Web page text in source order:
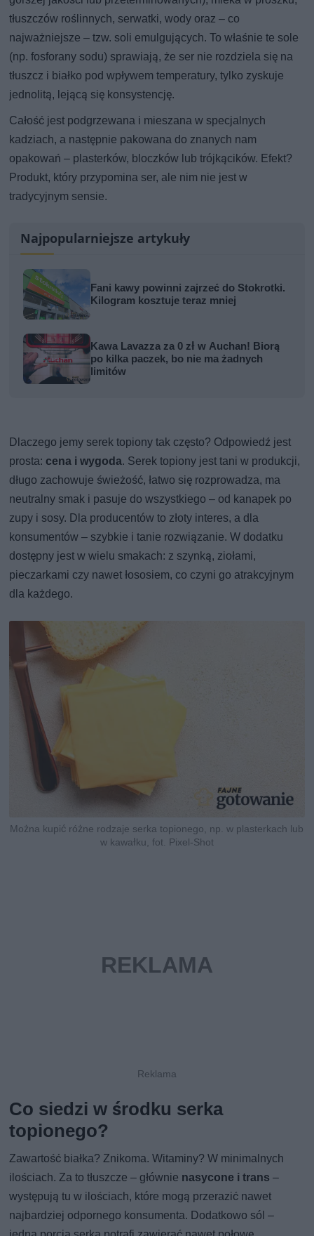
tłuszczów roślinnych, serwatki, wody oraz – co
najważniejsze – tzw. soli emulgujących. To właśnie te sole
(np. fosforany sodu) sprawiają, że ser nie rozdziela się na
tłuszcz i białko pod wpływem temperatury, tylko zyskuje
jednolitą, lejącą się konsystencję.
Całość jest podgrzewana i mieszana w specjalnych
kadziach, a następnie pakowana do znanych nam
opakowań – plasterków, bloczków lub trójkącików. Efekt?
Produkt, który przypomina ser, ale nim nie jest w
tradycyjnym sensie.
Najpopularniejsze artykuły
Fani kawy powinni zajrzeć do Stokrotki.
Kilogram kosztuje teraz mniej
Kawa Lavazza za 0 zł w Auchan! Biorą
po kilka paczek, bo nie ma żadnych
limitów
Dlaczego jemy serek topiony tak często? Odpowiedź jest
prosta: cena i wygoda. Serek topiony jest tani w produkcji,
długo zachowuje świeżość, łatwo się rozprowadza, ma
neutralny smak i pasuje do wszystkiego – od kanapek po
zupy i sosy. Dla producentów to złoty interes, a dla
konsumentów – szybkie i tanie rozwiązanie. W dodatku
dostępny jest w wielu smakach: z szynką, ziołami,
pieczarkami czy nawet łososiem, co czyni go atrakcyjnym
dla każdego.
Można kupić różne rodzaje serka topionego, np. w plasterkach lub
w kawałku, fot. Pixel-Shot
Co siedzi w środku serka
topionego?
Zawartość białka? Znikoma. Witaminy? W minimalnych
ilościach. Za to tłuszcze – głównie nasycone i trans –
występują tu w ilościach, które mogą przerazić nawet
najbardziej odpornego konsumenta. Dodatkowo sól –